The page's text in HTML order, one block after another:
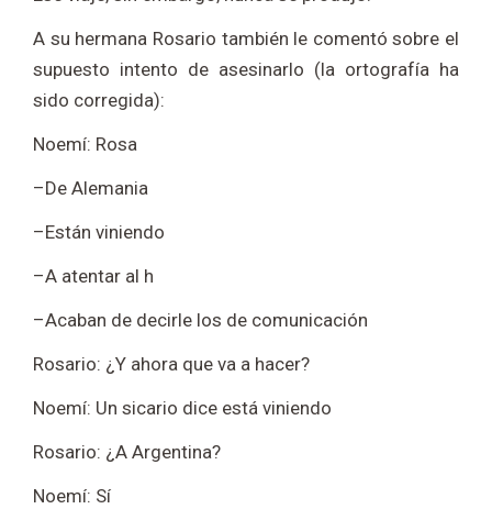
A su hermana Rosario también le comentó sobre el
supuesto intento de asesinarlo (la ortografía ha
sido corregida):
Noemí: Rosa
–De Alemania
–Están viniendo
–A atentar al h
–Acaban de decirle los de comunicación
Rosario: ¿Y ahora que va a hacer?
Noemí: Un sicario dice está viniendo
Rosario: ¿A Argentina?
Noemí: Sí